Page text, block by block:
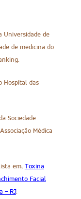
Universidade de
de medicina do
Hospital das
Sociedade
Médica
em, Toxina
Facial
– RJ.